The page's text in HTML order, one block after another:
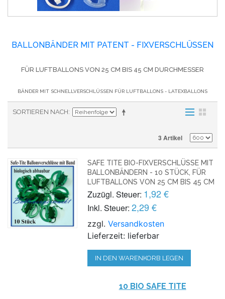
BALLONBÄNDER MIT PATENT - FIXVERSCHLÜSSEN
FÜR LUFTBALLONS VON 25 CM BIS 45 CM DURCHMESSER
BÄNDER MIT SCHNELLVERSCHLÜSSEN FÜR LUFTBALLONS - LATEXBALLONS
SORTIEREN NACH
3 Artikel
SAFE TITE BIO-FIXVERSCHLÜSSE MIT
BALLONBÄNDERN - 10 STÜCK, FÜR
LUFTBALLONS VON 25 CM BIS 45 CM
Zuzügl. Steuer: 1,92 €
Inkl. Steuer: 2,29 €
zzgl.Versandkosten
Lieferzeit: lieferbar
IN DEN WARENKORB LEGEN
10 BIO SAFE TITE